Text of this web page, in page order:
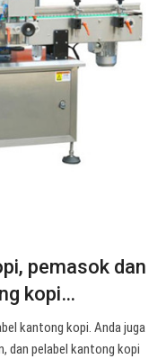
pemasok dan
kopi…
kantong kopi. Anda juga
dan pelabel kantong kopi